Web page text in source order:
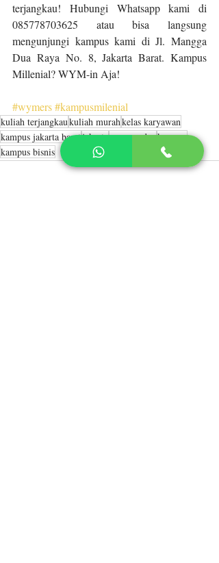
terjangkau! Hubungi Whatsapp kami di
085778703625 atau bisa langsung
mengunjungi kampus kami di Jl. Mangga
Dua Raya No. 8, Jakarta Barat. Kampus
Millenial? WYM-in Aja!
#wymers#kampusmilenial
kuliah terjangkaukuliah murahkelas karyawan
kampus jakarta baratjakartamangga duakampus
kampus bisnis